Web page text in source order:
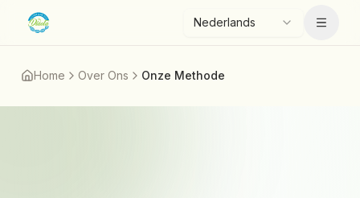
Ga naar hoofdinhoud
Nederlands Menu
Home Over Ons Onze Methode